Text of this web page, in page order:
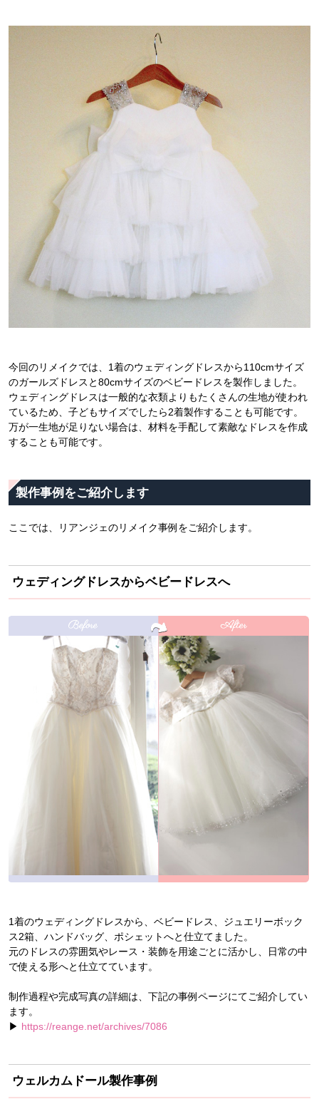
今回のリメイクでは、1着のウェディングドレスから110cmサイズ
のガールズドレスと80cmサイズのベビードレスを製作しました。
ウェディングドレスは一般的な衣類よりもたくさんの生地が使われ
ているため、子どもサイズでしたら2着製作することも可能です。
万が一生地が足りない場合は、材料を手配して素敵なドレスを作成
することも可能です。
製作事例をご紹介します
ここでは、リアンジェのリメイク事例をご紹介します。
ウェディングドレスからベビードレスへ
1着のウェディングドレスから、ベビードレス、ジュエリーボック
ス2箱、ハンドバッグ、ポシェットへと仕立てました。
元のドレスの雰囲気やレース・装飾を用途ごとに活かし、日常の中
で使える形へと仕立てています。
制作過程や完成写真の詳細は、下記の事例ページにてご紹介してい
ます。
▶︎ https://reange.net/archives/7086
ウェルカムドール製作事例